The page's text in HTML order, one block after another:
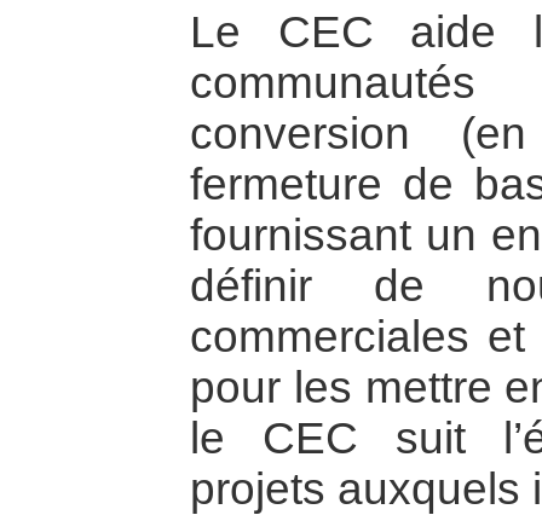
Le CEC aide
conversion
fermeture de
fournissant un
définir de
commerciales
pour les mettre
le CEC suit
projets auxquels